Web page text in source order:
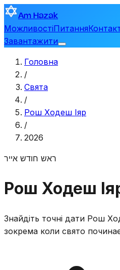
Am Hazak
МожливостіПитання
Завантажити
Головна
/
Свята
/
Рош Ходеш Іяр
/
2026
ראש חודש אייר
Рош Ходеш
Знайдіть точні дати Рош
зокрема коли свято